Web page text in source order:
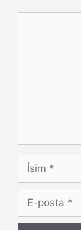
İsim
posta